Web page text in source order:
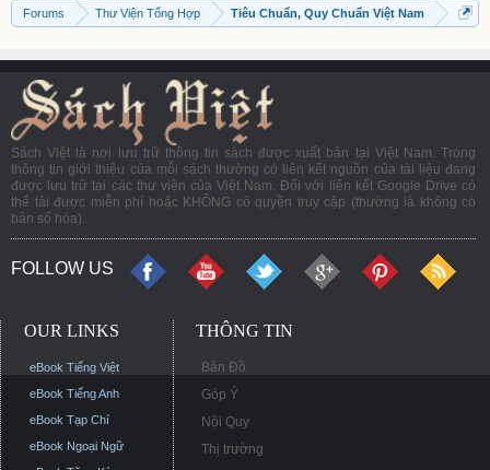
Forums Thư Viện Tổng Hợp Tiêu Chuẩn, Quy Chuẩn Việt Nam
Sách Việt là nơi lưu trữ thông tin sách được xuất bản tại Việt Nam. Trong
thông tin giới thiệu của mỗi sách thường có liên kết nguồn của tài liệu đang
được lưu trữ tại các thư viện của Việt Nam. Đối với liên kết Google Drive có
thể tải được miễn phí hoặc KHÔNG có quyền truy cập (thường là không có
bản số hóa).
FOLLOW US
OUR LINKS
eBook Tiếng Việt
eBook Tiếng Anh
eBook Tạp Chí
eBook Ngoại Ngữ
THÔNG TIN
Bản Đồ
Góp Ý
Nội Quy
Thị trường